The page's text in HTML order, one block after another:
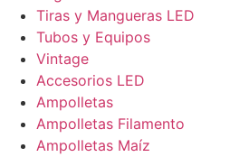
Tiras y Mangueras LED
Tubos y Equipos
Vintage
Accesorios LED
Ampolletas
Ampolletas Filamento
Ampolletas Maíz